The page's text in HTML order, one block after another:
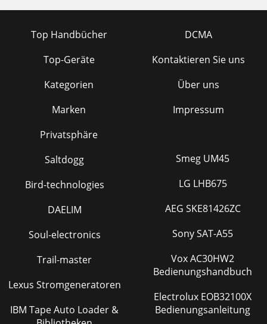
Top Handbücher
Top-Geräte
Kategorien
Marken
Privatsphäre
DCMA
Kontaktieren Sie uns
Über uns
Impressum
Saltdogg
Bird-technologies
DAELIM
Soul-electronics
Trail-master
Lexus Stromgeneratoren
IBM Tape Auto Loader &
Smeg UM45
LG LHB675
AEG SKE81426ZC
Sony SAT-A55
Vox AC30HW2
Bedienungshandbuch
Electrolux EOB32100X
Bedienungsanleitung